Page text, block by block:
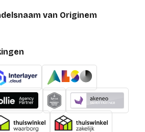
van Originem